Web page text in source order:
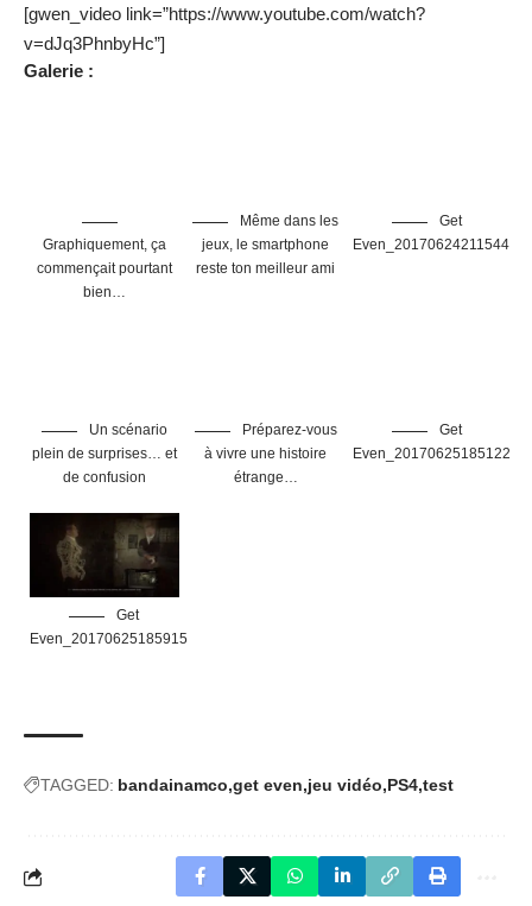
[gwen_video link=”https://www.youtube.com/watch?
v=dJq3PhnbyHc”]
Galerie :
Graphiquement, ça
commençait pourtant
bien…
Même dans les
jeux, le smartphone
reste ton meilleur ami
Get
Even_20170624211544
Un scénario
plein de surprises… et
de confusion
Préparez-vous
à vivre une histoire
étrange…
Get
Even_20170625185122
Get
Even_20170625185915
TAGGED: bandainamco get even jeu vidéo PS4 test